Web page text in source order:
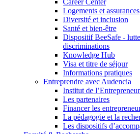
Career Center
Logements et assurances
Diversité et inclusion
Santé et bien-être
Dispositif BeeSafe -
discriminations
Knowledge Hub
Visa et titre de séjour
Informations pratiques
Entreprendre avec Audencia
Institut de
Les partenaires
Financer les
La pédagogie et la
Les dispositifs